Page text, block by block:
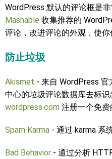
WordPress 默认的评论框是
Mashable 收集推荐的
评论，改进评论的外观，使你
防止垃圾
Akismet - 来自 WordPress
中心的垃圾评论数据库去标
wordpress.com 注册一个免费
Spam Karma - 通过 karma 系
Bad Behavior - 通过分析